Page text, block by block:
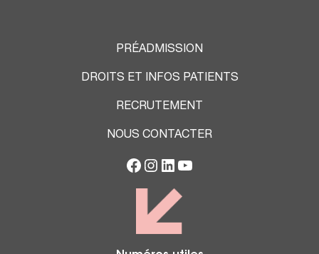
PRÉADMISSION
DROITS ET INFOS PATIENTS
RECRUTEMENT
NOUS CONTACTER